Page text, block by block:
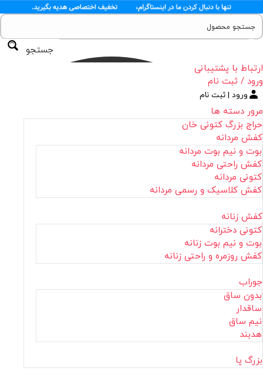
جستجو
ارتباط با پشتیبانی
ورود / ثبت نام
ورود | ثبت نام
مرور دسته ها
حراج بزرگ کتونی خان
کفش مردانه
بوت و نیم بوت مردانه
کفش راحتی مردانه
کتونی مردانه
کفش کلاسیک و رسمی مردانه
کفش زنانه
کتونی دخترانه
بوت و نیم بوت زنانه
کفش روزمره و راحتی زنانه
جوراب
بدون ساق
ساقدار
نیم ساق
هدبند
بزرگ پا